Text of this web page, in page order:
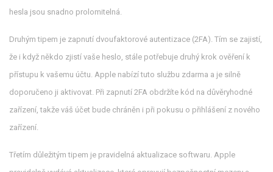
hesla jsou snadno prolomitelná.
Druhým tipem je zapnutí dvoufaktorové autentizace (2FA). Tím se zajistí,
že i když někdo zjistí vaše heslo, stále potřebuje druhý krok ověření k
přístupu k vašemu účtu. Apple nabízí tuto službu zdarma a je silně
doporučeno ji aktivovat. Při zapnutí 2FA obdržíte kód na důvěryhodné
zařízení, takže váš účet bude chráněn i při pokusu o přihlášení z nového
zařízení.
Třetím důležitým tipem je pravidelná aktualizace softwaru. Apple